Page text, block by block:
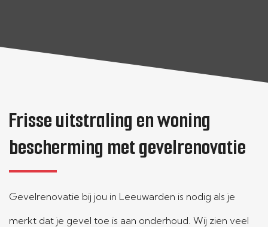
Frisse uitstraling en woning
bescherming met gevelrenovatie
Gevelrenovatie bij jou in Leeuwarden is nodig als je
merkt dat je gevel toe is aan onderhoud. Wij zien veel